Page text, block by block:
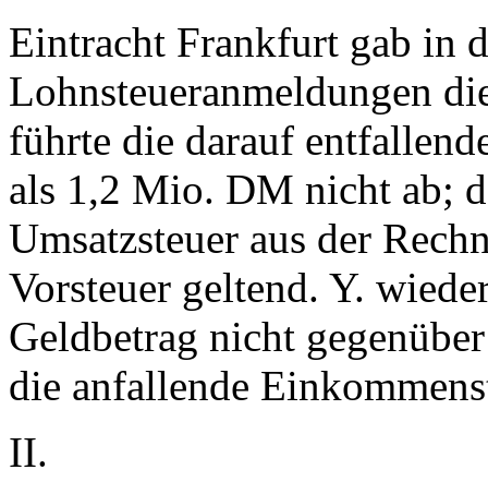
Eintracht Frankfurt gab in
Lohnsteueranmeldungen
führte die darauf
als 1,2 Mio. DM nicht ab;
Umsatzsteuer aus der
Vorsteuer geltend. Y.
Geldbetrag nicht
die anfallende
II.